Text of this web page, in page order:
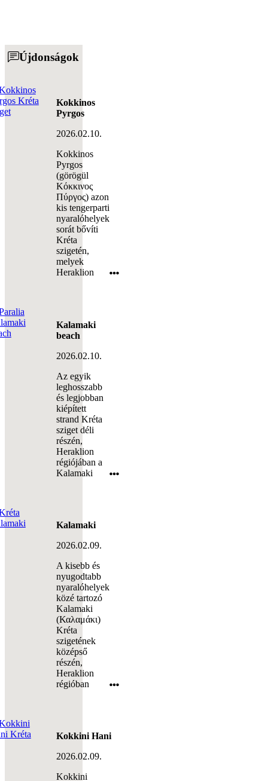
Újdonságok
Kokkinos
Pyrgos
2026.02.10.
Kokkinos
Pyrgos
(görögül
Κόκκινος
Πύργος) azon
kis tengerparti
nyaralóhelyek
sorát bővíti
Kréta
szigetén,
melyek
Heraklion
Kalamaki
beach
2026.02.10.
Az egyik
leghosszabb
és legjobban
kiépített
strand Kréta
sziget déli
részén,
Heraklion
régiójában a
Kalamaki
Kalamaki
2026.02.09.
A kisebb és
nyugodtabb
nyaralóhelyek
közé tartozó
Kalamaki
(Καλαμάκι)
Kréta
szigetének
középső
részén,
Heraklion
régióban
Kokkini Hani
2026.02.09.
Kokkini